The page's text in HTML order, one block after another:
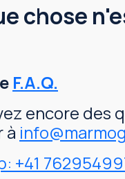
chose
F.A.Q.
encore des
à
+41